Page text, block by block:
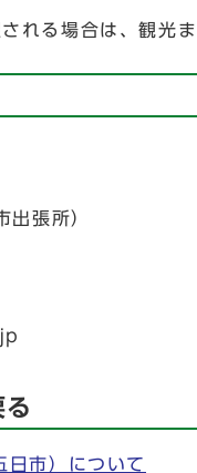
れる場合は、観光
出張所）
日市）について